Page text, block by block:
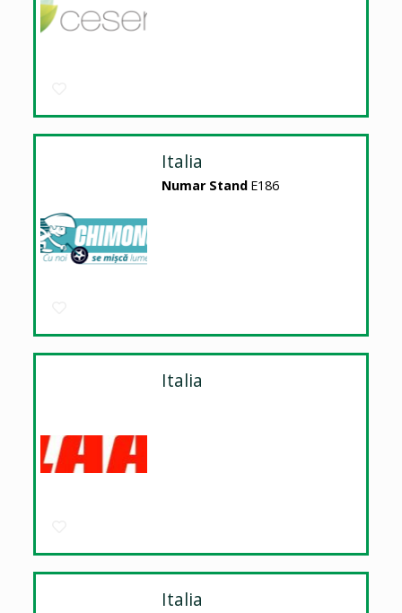
Italia
Numar Stand E186
Italia
Italia